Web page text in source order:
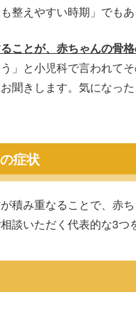
整えやすい時期」でもあ
ことが、赤ちゃんの骨
う」と小児科で言われて
聞きします。気になっ
症状
積み重なることで、赤
談いただく代表的な3つ